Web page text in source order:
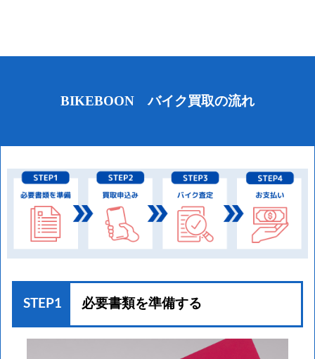
BIKEBOON バイク買取の流れ
STEP1 必要書類を準備する